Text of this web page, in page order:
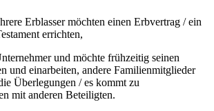
Erblasser möchten einen Erbvertrag / ein
errichten,
und möchte frühzeitig seinen
und einarbeiten, andere Familienmitglieder
Überlegungen / es kommt zu
mit anderen Beteiligten.